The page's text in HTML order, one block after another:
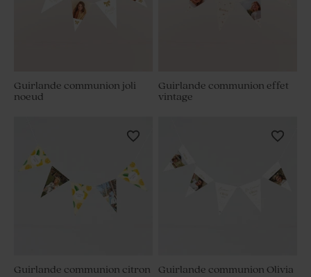
Guirlande communion joli
noeud
Guirlande communion effet
vintage
Guirlande communion citron Guirlande communion Olivia